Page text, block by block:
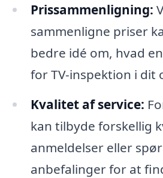
Prissammenligning:
sammenligne priser
bedre idé om, hvad
for TV-inspektion i dit
Kvalitet af service:
kan tilbyde forskellig
anmeldelser eller
anbefalinger for at